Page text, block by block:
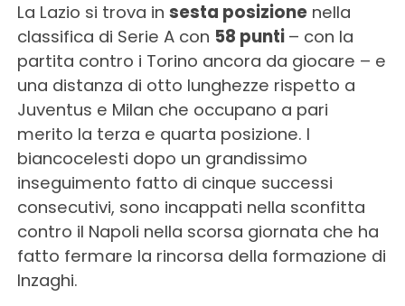
La Lazio si trova in sesta posizionenella
classifica di Serie A con 58 punti – con la
partita contro i Torino ancora da giocare – e
una distanza di otto lunghezze rispetto a
Juventus e Milan che occupano a pari
merito la terza e quarta posizione. I
biancocelesti dopo un grandissimo
inseguimento fatto di cinque successi
consecutivi, sono incappati nella sconfitta
contro il Napoli nella scorsa giornata che ha
fatto fermare la rincorsa della formazione di
Inzaghi.